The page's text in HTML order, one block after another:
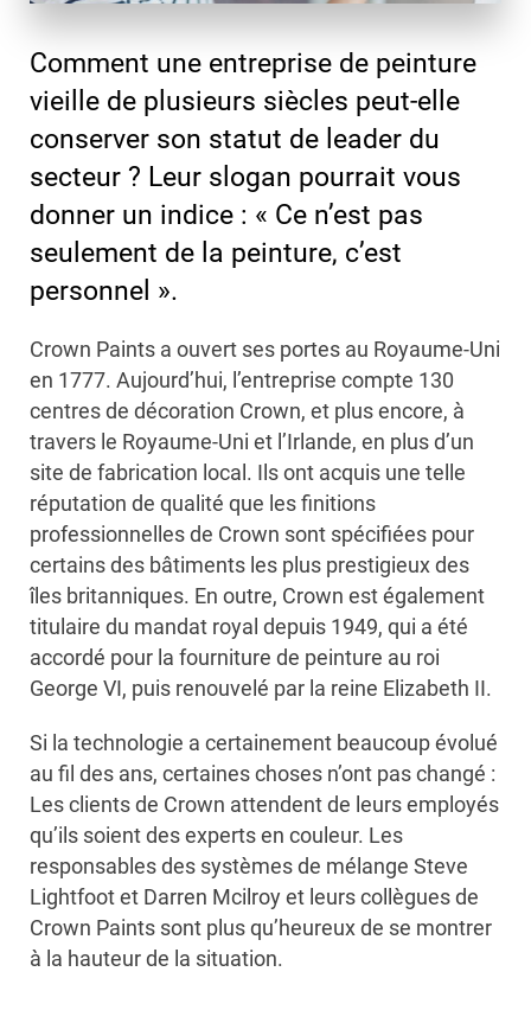
Comment une entreprise de peinture
vieille de plusieurs siècles peut-elle
conserver son statut de leader du
secteur ? Leur slogan pourrait vous
donner un indice : « Ce n’est pas
seulement de la peinture, c’est
personnel ».
Crown Paints a ouvert ses portes au Royaume-Uni
en 1777. Aujourd’hui, l’entreprise compte 130
centres de décoration Crown, et plus encore, à
travers le Royaume-Uni et l’Irlande, en plus d’un
site de fabrication local. Ils ont acquis une telle
réputation de qualité que les finitions
professionnelles de Crown sont spécifiées pour
certains des bâtiments les plus prestigieux des
îles britanniques. En outre, Crown est également
titulaire du mandat royal depuis 1949, qui a été
accordé pour la fourniture de peinture au roi
George VI, puis renouvelé par la reine Elizabeth II.
Si la technologie a certainement beaucoup évolué
au fil des ans, certaines choses n’ont pas changé :
Les clients de Crown attendent de leurs employés
qu’ils soient des experts en couleur. Les
responsables des systèmes de mélange Steve
Lightfoot et Darren Mcilroy et leurs collègues de
Crown Paints sont plus qu’heureux de se montrer
à la hauteur de la situation.